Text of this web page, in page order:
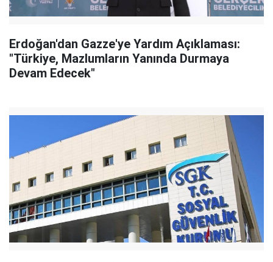
Erdoğan'dan Gazze'ye Yardım Açıklaması:
"Türkiye, Mazlumların Yanında Durmaya
Devam Edecek"